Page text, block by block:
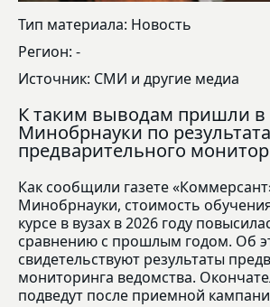
Тип материала: Новость
Регион: -
Источник: СМИ и другие медиа
К таким выводам пришли в
Минобрнауки по
предварительного
Как сообщили газете
Минобрнауки, стоимость
курсе в вузах в 2026 году
сравнению с прошлым годом. Об
свидетельствуют результаты
мониторинга ведомства.
подведут после приемной